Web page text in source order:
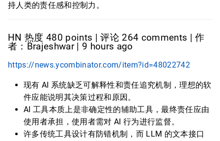
持人类的责任感和控制力。
HN 热度 480 points | 评论 264 comments | 作
者：Brajeshwar | 9 hours ago
https://news.ycombinator.com/item?id=48022742
现有 AI 系统缺乏可解释性和责任追究机制，理想的软
件应能说明其决策过程和原因。
AI 工具本质上是非确定性的辅助工具，最终责任应由
使用者承担，使用者需对 AI 行为进行监督。
许多传统工具设计有防错机制，而 LLM 的文本接口